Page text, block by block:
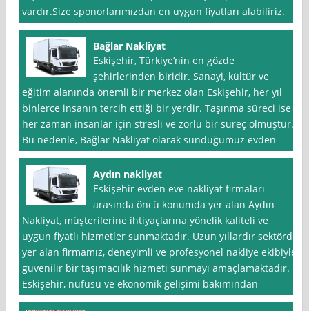
vardır.Size sponorlarımızdan en uygun fiyatları alabiliriz.
Bağlar Nakliyat
Eskişehir, Türkiye’nin en gözde
şehirlerinden biridir. Sanayi, kültür ve
eğitim alanında önemli bir merkez olan Eskişehir, her yıl
binlerce insanın tercih ettiği bir yerdir. Taşınma süreci ise
her zaman insanlar için stresli ve zorlu bir süreç olmuştur.
Bu nedenle, Bağlar Nakliyat olarak sunduğumuz evden
Aydın nakliyat
Eskişehir evden eve nakliyat firmaları
arasında öncü konumda yer alan Aydın
Nakliyat, müşterilerine ihtiyaçlarına yönelik kaliteli ve
uygun fiyatlı hizmetler sunmaktadır. Uzun yıllardır sektörde
yer alan firmamız, deneyimli ve profesyonel nakliye ekibiyle
güvenilir bir taşımacılık hizmeti sunmayı amaçlamaktadır.
Eskişehir, nüfusu ve ekonomik gelişimi bakımından